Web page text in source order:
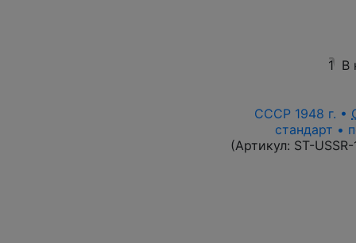
1 В
СССР 1948 г. •
стандарт •
(Артикул: ST-